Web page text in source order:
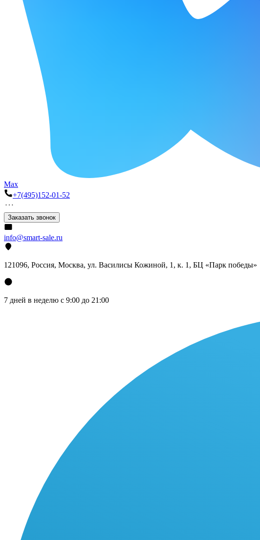
Max
+7(495)152-01-52
Заказать звонок
info@smart-sale.ru
121096, Россия, Москва, ул. Василисы Кожиной, 1, к. 1, БЦ «Парк победы»
7 дней в неделю с 9:00 до 21:00